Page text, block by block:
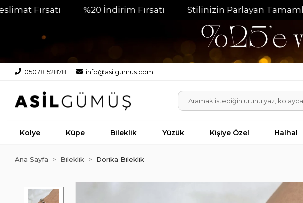
Fırsatı %20 İndirim Fırsatı Stilinizin Parlayan Tamamlayıcısı
05078152878 info@asilgumus.com
Kolye Küpe Bileklik Yüzük Kişiye Özel Halhal
Ana Sayfa Bileklik Dorika Bileklik